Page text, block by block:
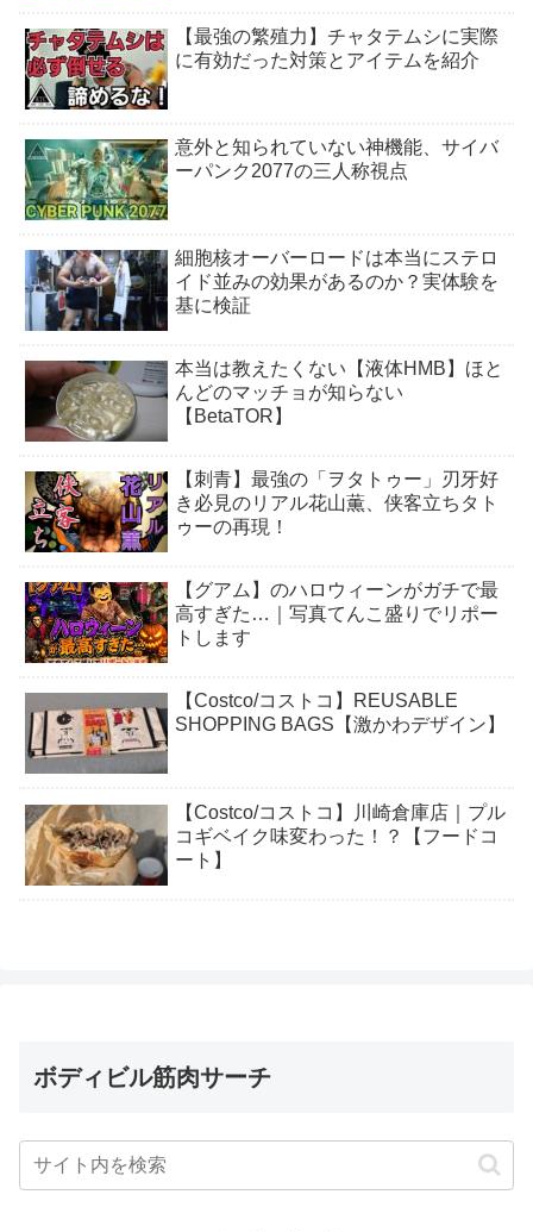
【最強の繁殖力】チャタテムシに実際
に有効だった対策とアイテムを紹介
意外と知られていない神機能、サイバ
ーパンク2077の三人称視点
細胞核オーバーロードは本当にステロ
イド並みの効果があるのか？実体験を
基に検証
本当は教えたくない【液体HMB】ほと
んどのマッチョが知らない
【BetaTOR】
【刺青】最強の「ヲタトゥー」刃牙好
き必見のリアル花山薫、侠客立ちタト
ゥーの再現！
【グアム】のハロウィーンがガチで最
高すぎた…｜写真てんこ盛りでリポー
トします
【Costco/コストコ】REUSABLE
SHOPPING BAGS【激かわデザイン】
【Costco/コストコ】川崎倉庫店｜プル
コギベイク味変わった！？【フードコ
ート】
ボディビル筋肉サーチ